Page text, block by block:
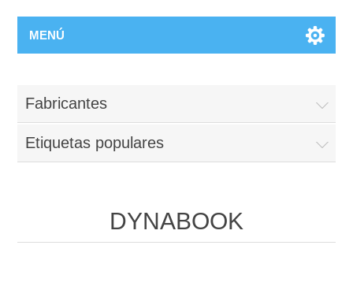
MENÚ
Fabricantes
Etiquetas populares
DYNABOOK